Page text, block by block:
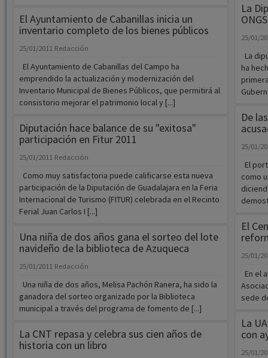
El Ayuntamiento de Cabanillas inicia un
inventario completo de los bienes públicos
25/01/2011 Redacción
El Ayuntamiento de Cabanillas del Campo ha
emprendido la actualización y modernización del
Inventario Municipal de Bienes Públicos, que permitirá al
consistorio mejorar el patrimonio local y [...]
Diputación hace balance de su "exitosa"
participación en Fitur 2011
25/01/2011 Redacción
Como muy satisfactoria puede calificarse esta nueva
participación de la Diputación de Guadalajara en la Feria
Internacional de Turismo (FITUR) celebrada en el Recinto
Ferial Juan Carlos I [...]
Una niña de dos años gana el sorteo del lote
navideño de la biblioteca de Azuqueca
25/01/2011 Redacción
Una niña de dos años, Melisa Pachón Ranera, ha sido la
ganadora del sorteo organizado por la Biblioteca
municipal a través del programa de fomento de [...]
La CNT repasa y celebra sus cien años de
historia con un libro
La
25/01/
La
ha
De
25/01/
El
como
El
25/01/
En el
sede
La
con
25/01/